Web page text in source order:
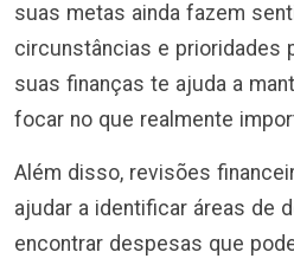
suas metas ainda fazem
circunstâncias e prioridades
suas finanças te ajuda a
focar no que realmente
Além disso, revisões
ajudar a identificar áreas de
encontrar despesas que